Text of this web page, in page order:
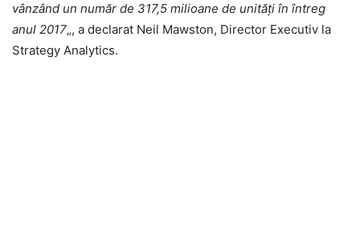
vânzând un număr de 317,5 milioane de unități în întreg
anul 2017„, a declarat Neil Mawston, Director Executiv la
Strategy Analytics.